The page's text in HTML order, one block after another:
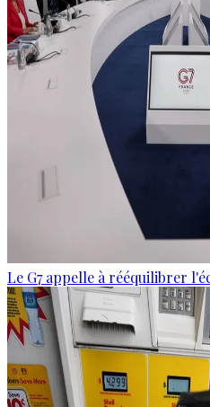
Le G7 appelle à rééquilibrer